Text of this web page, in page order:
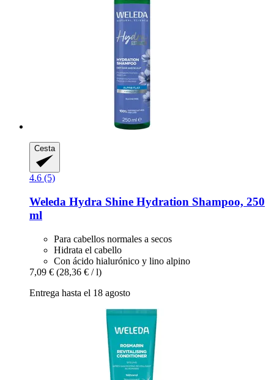
Cesta
4.6 (5)
Weleda Hydra Shine Hydration Shampoo, 250
ml
Para cabellos normales a secos
Hidrata el cabello
Con ácido hialurónico y lino alpino
7,09 € (28,36 € / l)
Entrega hasta el 18 agosto